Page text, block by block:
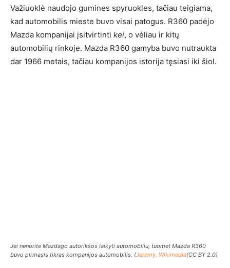
Važiuoklė naudojo gumines spyruokles, tačiau teigiama,
kad automobilis mieste buvo visai patogus. R360 padėjo
Mazda kompanijai įsitvirtinti kei, o vėliau ir kitų
automobilių rinkoje. Mazda R360 gamyba buvo nutraukta
dar 1966 metais, tačiau kompanijos istorija tęsiasi iki šiol.
Jei nenorite Mazdago autorikšos laikyti automobiliu, tuomet Mazda R360
buvo pirmasis tikras kompanijos automobilis. (Jeremy, Wikimedia(CC BY 2.0)